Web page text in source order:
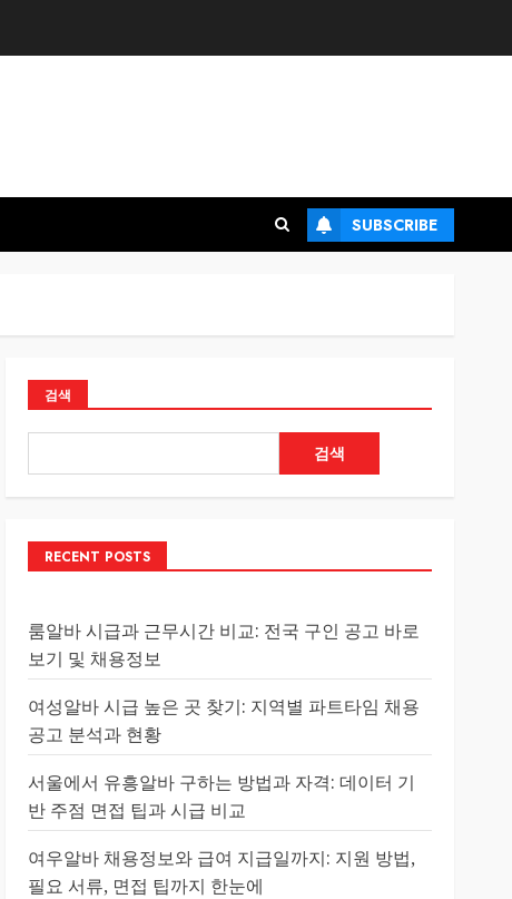
SUBSCRIBE
검색
검색
RECENT POSTS
룸알바 시급과 근무시간 비교: 전국 구인 공고 바로
보기 및 채용정보
여성알바 시급 높은 곳 찾기: 지역별 파트타임 채용
공고 분석과 현황
서울에서 유흥알바 구하는 방법과 자격: 데이터 기
반 주점 면접 팁과 시급 비교
여우알바 채용정보와 급여 지급일까지: 지원 방법,
필요 서류, 면접 팁까지 한눈에